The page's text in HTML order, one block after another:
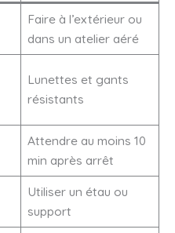
Faire à l’extérieur ou
dans un atelier aéré
Lunettes et gants
résistants
Attendre au moins 10
min après arrêt
Utiliser un étau ou
support